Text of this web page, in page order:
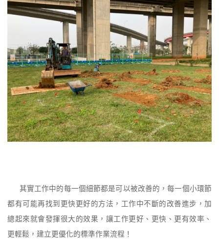
其實工作中的每一個細節都是可以被改善的，每一個小環節
都有可能再找到更快更好的方法，工作中不斷的改善進步，加
總起來就會發揮很大的效果，讓工作更好、更快、更有效率、
更輕鬆，建立更優化的標準作業流程！